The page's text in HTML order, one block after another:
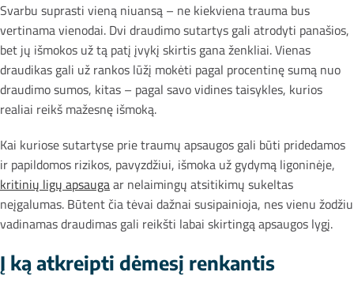
Svarbu suprasti vieną niuansą – ne kiekviena trauma bus
vertinama vienodai. Dvi draudimo sutartys gali atrodyti panašios,
bet jų išmokos už tą patį įvykį skirtis gana ženkliai. Vienas
draudikas gali už rankos lūžį mokėti pagal procentinę sumą nuo
draudimo sumos, kitas – pagal savo vidines taisykles, kurios
realiai reikš mažesnę išmoką.
Kai kuriose sutartyse prie traumų apsaugos gali būti pridedamos
ir papildomos rizikos, pavyzdžiui, išmoka už gydymą ligoninėje,
kritinių ligų apsaugaar nelaimingų atsitikimų sukeltas
neįgalumas. Būtent čia tėvai dažnai susipainioja, nes vienu žodžiu
vadinamas draudimas gali reikšti labai skirtingą apsaugos lygį.
Į ką atkreipti dėmesį renkantis